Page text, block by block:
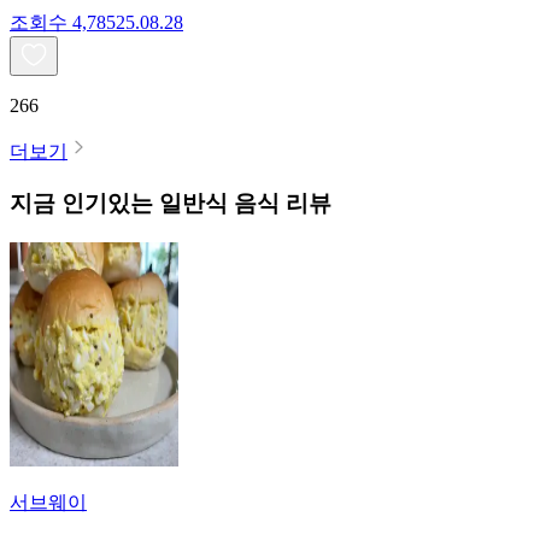
조회수 4,78525.08.28
266
더보기
지금 인기있는 일반식 음식 리뷰
서브웨이